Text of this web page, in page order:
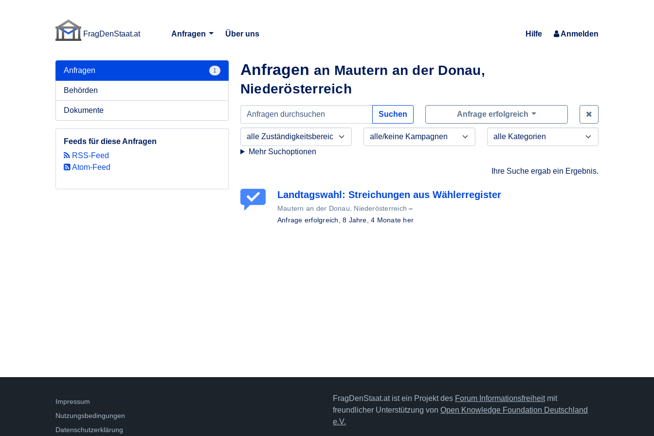
FragDenStaat.at
Anfragen
Über uns Hilfe Anmelden
Anfragen an Mautern an der Donau,
Niederösterreich
Suchen Anfrage erfolgreich
Mehr Suchoptionen
Ihre Suche ergab ein Ergebnis.
Landtagswahl: Streichungen aus Wählerregister
Mautern an der Donau, Niederösterreich –
Anfrage erfolgreich,8 Jahre, 4 Monate her
Anfragen 1
Behörden
Dokumente
Feeds für diese Anfragen
RSS-Feed
Atom-Feed
Impressum
Nutzungsbedingungen
Datenschutzerklärung
FragDenStaat.at ist ein Projekt des Forum Informationsfreiheitmit
freundlicher Unterstützung von Open Knowledge Foundation Deutschland
e.V.